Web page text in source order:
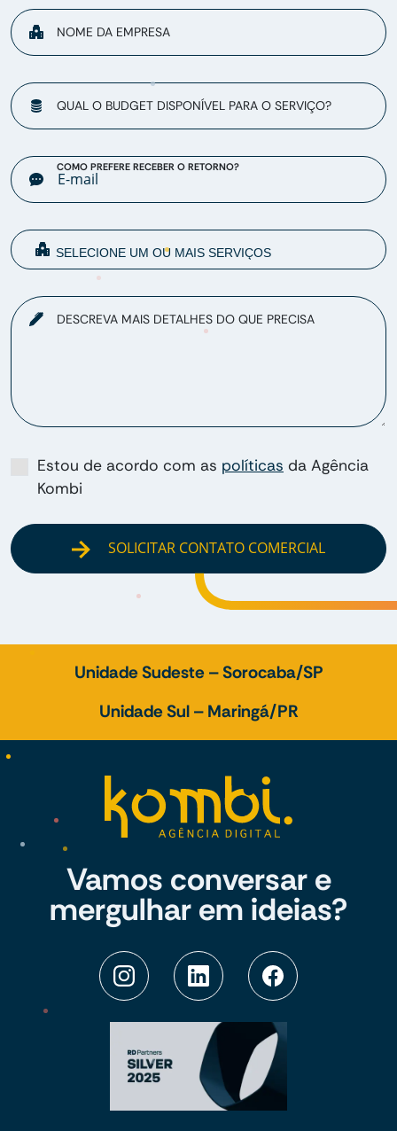
NOME DA EMPRESA
QUAL O BUDGET DISPONÍVEL PARA O SERVIÇO?
COMO PREFERE RECEBER O RETORNO?
DESCREVA MAIS DETALHES DO QUE PRECISA
Estou de acordo com as políticas da Agência
Kombi
SOLICITAR CONTATO COMERCIAL
Unidade Sudeste – Sorocaba/SP
Unidade Sul – Maringá/PR
Vamos conversar e
mergulhar em ideias?